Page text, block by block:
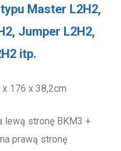
Master L2H2,
Jumper L2H2,
itp.
176 x 38,2cm
lewą stronę BKM3 +
prawą stronę